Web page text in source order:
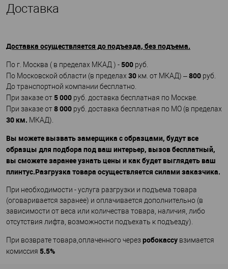
Доставка
Доставка осуществляется до подъезда, без подъема.
По г. Москва ( в пределах МКАД ) - 500 руб.
По Московской области (в пределах 30 км. от МКАД) –800 руб.
До транспортной компании бесплатно.
При заказе от 5 000 руб. доставка бесплатная по Москве.
При заказе от8 000 руб. доставка бесплатная по МО (в пределах
30 км. МКАД).
Вы можете вызвать замерщика с образцами, будут все
образцы для подбора под ваш интерьер, вызов бесплатный,
вы сможете заранее узнать цены и как будет выглядеть ваш
плинтус.Разгрузка товара осуществляется силами заказчика.
При необходимости - услуга разгрузки и подъема товара
(оговаривается заранее) и оплачивается дополнительно (в
зависимости от веса или количества товара, наличия, либо
отсутствия лифта, возможности подъехать к подъезду).
При возврате товара,оплаченного черезробокассу взимается
комиссия 5.5%